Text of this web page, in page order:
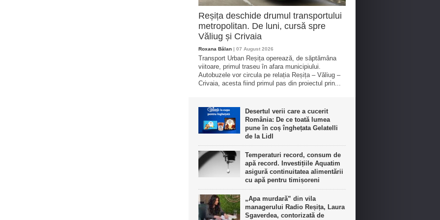
Reșița deschide drumul transportului
metropolitan. De luni, cursă spre
Văliug și Crivaia
Roxana Bălan | 07 August 2026
Transport Urban Reșița operează, de săptămâna
viitoare, primul traseu în afara municipiului.
Autobuzele vor circula pe relația Reșița – Văliug –
Crivaia, acesta fiind primul pas din proiectul prin...
Desertul verii care a cucerit
România: De ce toată lumea
pune în coș înghețata Gelatelli
de la Lidl
Temperaturi record, consum de
apă record. Investițiile Aquatim
asigură continuitatea alimentării
cu apă pentru timișoreni
„Apa murdară” din vila
managerului Radio Reșița, Laura
Sgaverdea, contorizată de